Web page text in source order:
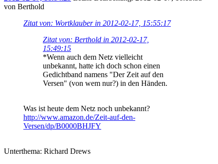
von Berthold
Zitat von: Wortklauber in 2012-02-17, 15:55:17
Zitat von: Berthold in 2012-02-17,
15:49:15
*Wenn auch dem Netz vielleicht
unbekannt, hatte ich doch schon einen
Gedichtband namens "Der Zeit auf den
Versen" (von wem nur?) in den Händen.
Was ist heute dem Netz noch unbekannt?
http://www.amazon.de/Zeit-auf-den-
Versen/dp/B0000BHJFY
Unterthema: Richard Drews